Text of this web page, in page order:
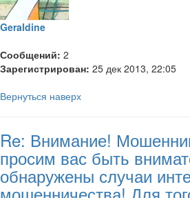
Geraldine
Сообщений: 2
Зарегистрирован: 25 дек 2013, 22:05
Вернуться наверх
Re: Внимание!
просим вас быть
обнаружены случаи